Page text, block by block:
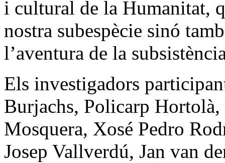
i cultural de la Humanitat,
nostra subespècie sinó
l’aventura de la
Els investigadors
Burjachs, Policarp
Mosquera, Xosé Pedro
Josep Vallverdú, Jan van